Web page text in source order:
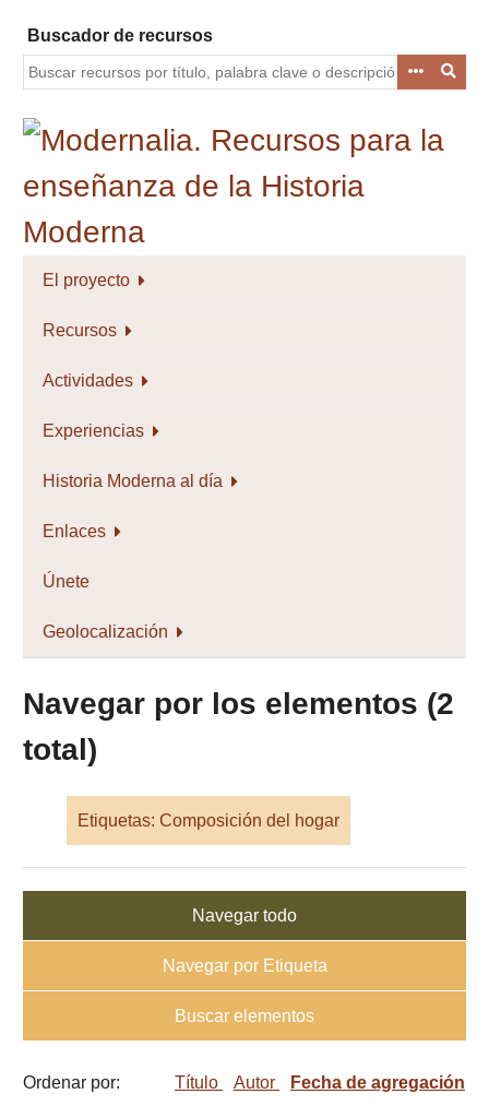
contenido
principal
Buscador de recursos
El proyecto
Recursos
Actividades
Experiencias
Historia Moderna al día
Enlaces
Únete
Geolocalización
Navegar por los elementos (2
total)
Etiquetas: Composición del hogar
Navegar todo
Navegar por Etiqueta
Buscar elementos
Ordenar por: Título Autor Fecha de agregación